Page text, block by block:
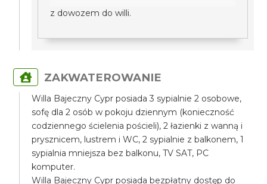
z dowozem do willi.
ZAKWATEROWANIE
Willa Bajeczny Cypr posiada 3 sypialnie 2 osobowe,
sofę dla 2 osób w pokoju dziennym (konieczność
codziennego ścielenia pościeli), 2 łazienki z wanną i
prysznicem, lustrem i WC, 2 sypialnie z balkonem, 1
sypialnia mniejsza bez balkonu, TV SAT, PC
komputer.
Willa Bajeczny Cypr posiada bezpłatny dostęp do